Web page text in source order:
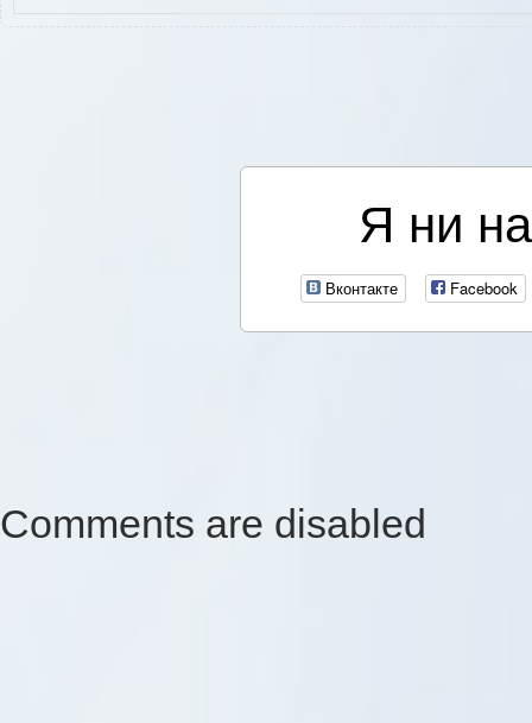
Я ни
Вконтакте Facebook
Comments are disabled